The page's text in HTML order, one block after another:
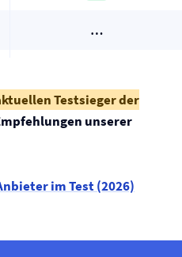
…
Testsieger der
unserer
im Test (2026)